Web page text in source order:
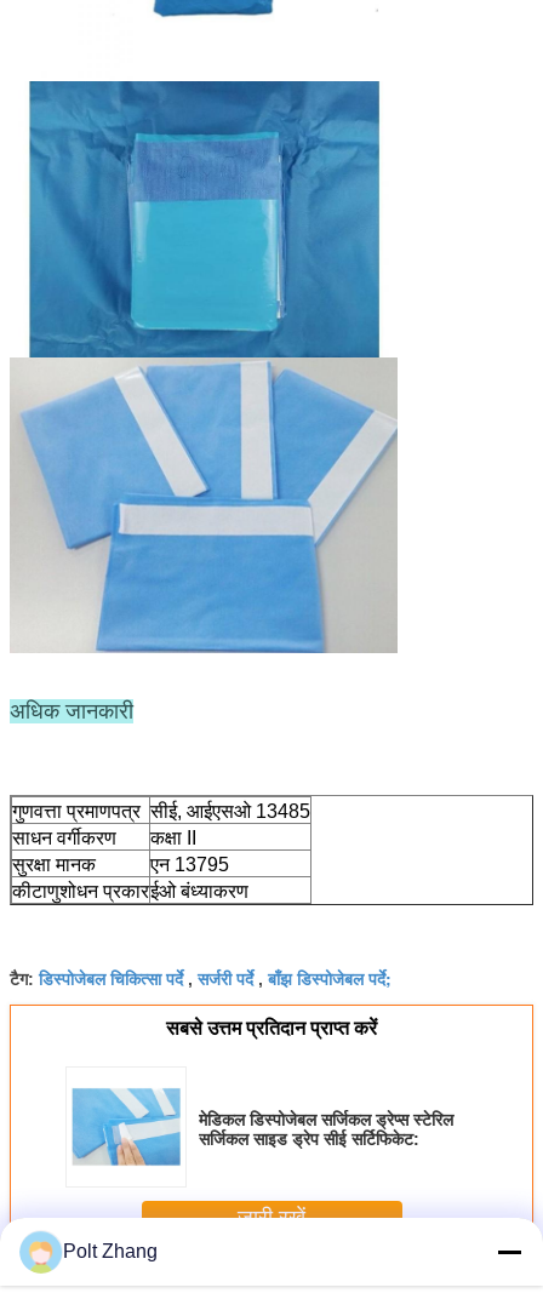
अधिक जानकारी
गुणवत्ता प्रमाणपत्र सीई, आईएसओ 13485
साधन वर्गीकरण
कक्षा II
सुरक्षा मानक
एन 13795
कीटाणुशोधन प्रकारईओ बंध्याकरण
टैग:डिस्पोजेबल चिकित्सा पर्दे,सर्जरी पर्दे,बाँझ डिस्पोजेबल पर्दे;
सबसे उत्तम प्रतिदान प्राप्त करें
मेडिकल डिस्पोजेबल सर्जिकल ड्रेप्स स्टेरिल
सर्जिकल साइड ड्रेप सीई सर्टिफिकेट:
जारी रखें
अधिकडिस्पोजेबल सर्जिकल ड्रेप्स
Polt Zhang